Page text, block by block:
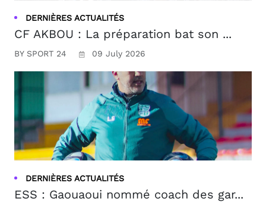
DERNIÈRES ACTUALITÉS
CF AKBOU : La préparation bat son ...
BY SPORT 24 09 July 2026
DERNIÈRES ACTUALITÉS
ESS : Gaouaoui nommé coach des gar...